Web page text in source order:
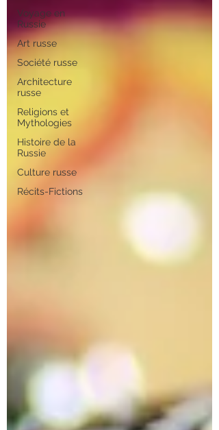
Voyage en
Russie
Art russe
Société russe
Architecture
russe
Religions et
Mythologies
Histoire de la
Russie
Culture russe
Récits-Fictions